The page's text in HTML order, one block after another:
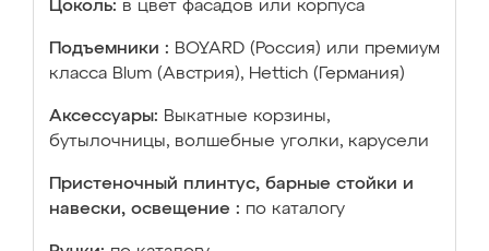
Цоколь: в цвет фасадов или корпуса
Подъемники : BOYARD (Россия) или премиум
класса Blum (Австрия), Hettich (Германия)
Аксессуары: Выкатные корзины,
бутылочницы, волшебные уголки, карусели
Пристеночный плинтус, барные стойки и
навески, освещение : по каталогу